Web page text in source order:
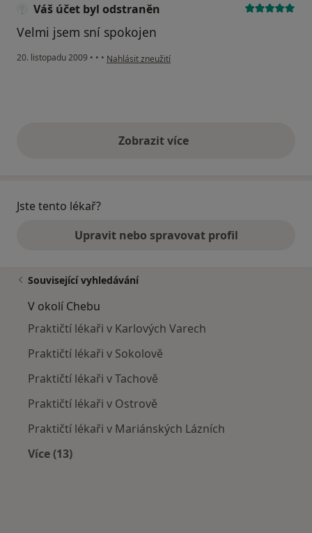
Váš účet byl odstraněn
Velmi jsem sní spokojen
20. listopadu 2009 • • • podle názoru uživatele Váš účet byl odstraněn
Nahlásit zneužití
Zobrazit vícevýše uvedené názory
Jste tento lékař?
Upravit nebo spravovat profil
Související vyhledávání
V okolí Chebu
Praktičtí lékaři v Karlových Varech
Praktičtí lékaři v Sokolově
Praktičtí lékaři v Tachově
Praktičtí lékaři v Ostrově
Praktičtí lékaři v Mariánských Lázních
Více (13)